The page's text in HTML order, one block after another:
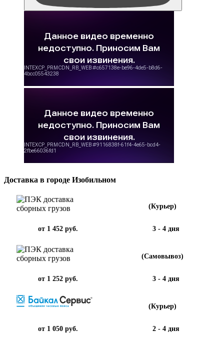
Доставка в городе Изобильном
(Курьер)
от 1 452 руб. 3 - 4 дня
(Самовывоз)
от 1 252 руб. 3 - 4 дня
(Курьер)
от 1 050 руб. 2 - 4 дня